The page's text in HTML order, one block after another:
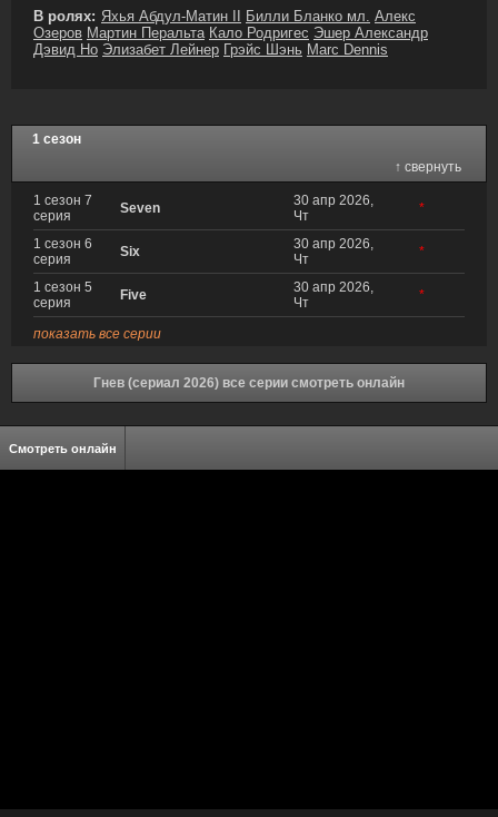
В ролях: Яхья Абдул-Матин II Билли Бланко мл. Алекс
Озеров Мартин Перальта Кало Родригес Эшер Александр
Дэвид Но Элизабет Лейнер Грэйс Шэнь Marc Dennis
1 сезон
↑ свернуть
1 сезон 7
серия
Seven
30 апр 2026,
Чт
*
1 сезон 6
серия
Six
30 апр 2026,
Чт
*
1 сезон 5
серия
Five
30 апр 2026,
Чт
*
показать все серии
Гнев (сериал 2026) все серии смотреть онлайн
Смотреть онлайн